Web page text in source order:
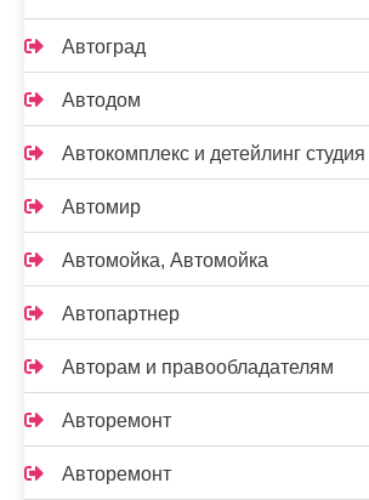
Автоград
Автодом
Автокомплекс и детейлинг
Автомир
Автомойка, Автомойка
Автопартнер
Авторам и правообладателям
Авторемонт
Авторемонт